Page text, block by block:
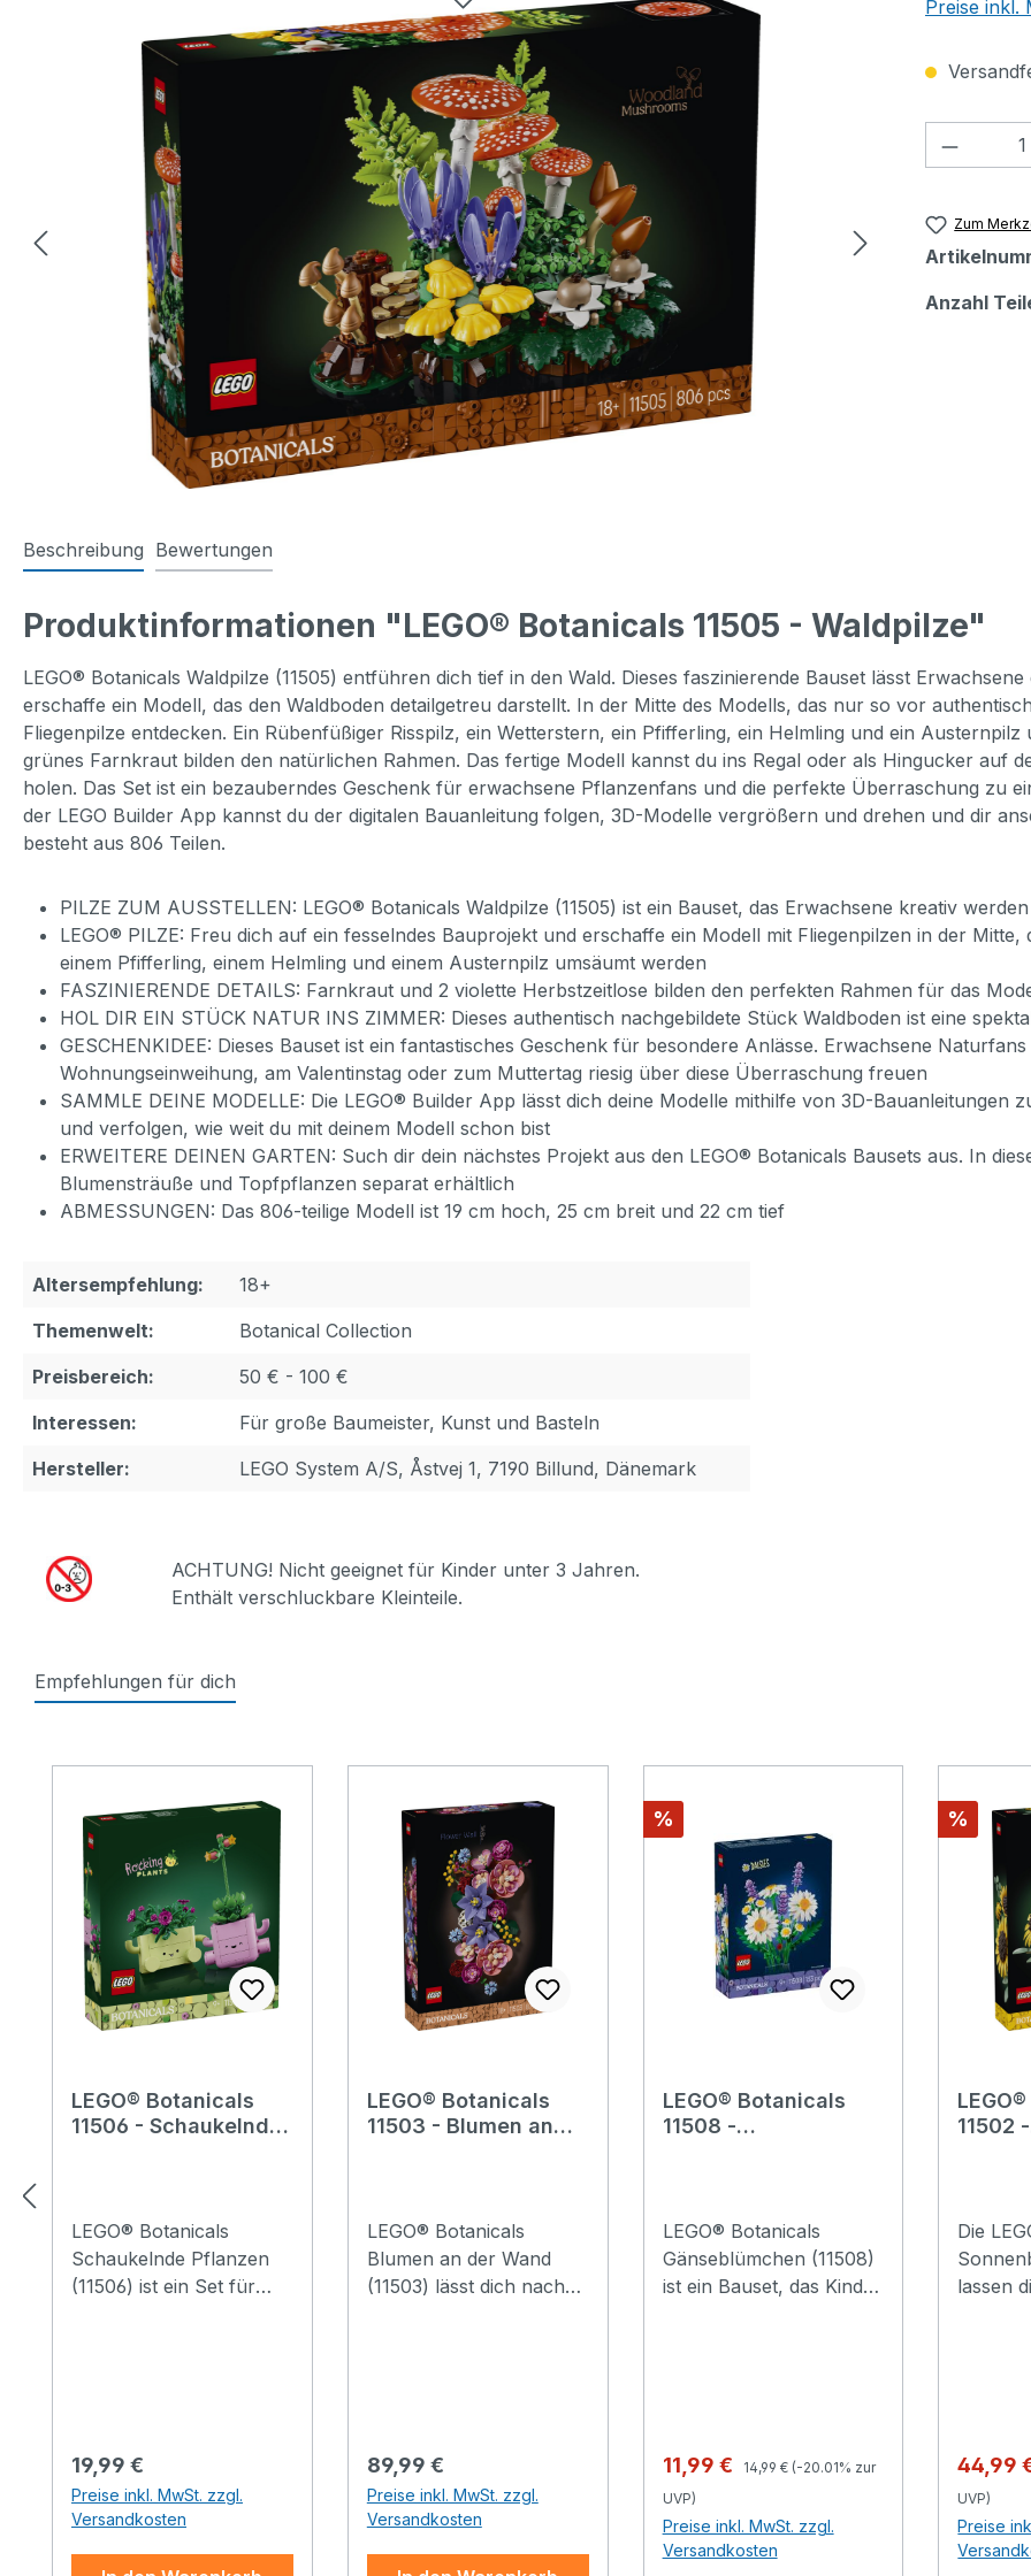
Preise inkl.
Zum
Anzahl
Beschreibung Bewertungen
Produktinformationen "LEGO® Botanicals 11505 - Waldpilze"
LEGO® Botanicals Waldpilze (11505) entführen dich tief in den Wald. Dieses faszinierende Bauset lässt
erschaffe ein Modell, das den Waldboden detailgetreu darstellt. In der Mitte des Modells, das nur so vor
Fliegenpilze entdecken. Ein Rübenfüßiger Risspilz, ein Wetterstern, ein Pfifferling, ein Helmling und ein
grünes Farnkraut bilden den natürlichen Rahmen. Das fertige Modell kannst du ins Regal oder als Hingucker auf
holen. Das Set ist ein bezauberndes Geschenk für erwachsene Pflanzenfans und die perfekte Überraschung zu
der LEGO Builder App kannst du der digitalen Bauanleitung folgen, 3D-Modelle vergrößern und drehen und dir
besteht aus 806 Teilen.
PILZE ZUM AUSSTELLEN: LEGO® Botanicals Waldpilze (11505) ist ein Bauset, das Erwachsene kreativ
LEGO® PILZE: Freu dich auf ein fesselndes Bauprojekt und erschaffe ein Modell mit Fliegenpilzen in der
einem Pfifferling, einem Helmling und einem Austernpilz umsäumt werden
FASZINIERENDE DETAILS: Farnkraut und 2 violette Herbstzeitlose bilden den perfekten Rahmen für das
HOL DIR EIN STÜCK NATUR INS ZIMMER: Dieses authentisch nachgebildete Stück Waldboden ist eine
GESCHENKIDEE: Dieses Bauset ist ein fantastisches Geschenk für besondere Anlässe. Erwachsene
Wohnungseinweihung, am Valentinstag oder zum Muttertag riesig über diese Überraschung freuen
SAMMLE DEINE MODELLE: Die LEGO® Builder App lässt dich deine Modelle mithilfe von 3D-Bauanleitungen
und verfolgen, wie weit du mit deinem Modell schon bist
ERWEITERE DEINEN GARTEN: Such dir dein nächstes Projekt aus den LEGO® Botanicals Bausets aus. In
Blumensträuße und Topfpflanzen separat erhältlich
ABMESSUNGEN: Das 806-teilige Modell ist 19 cm hoch, 25 cm breit und 22 cm tief
Altersempfehlung:
18+
Themenwelt:
Botanical Collection
Preisbereich:
50 € - 100 €
Interessen:
Für große Baumeister, Kunst und Basteln
Hersteller:
LEGO System A/S, Åstvej 1, 7190 Billund, Dänemark
ACHTUNG! Nicht geeignet für Kinder unter 3 Jahren.
Enthält verschluckbare Kleinteile.
Empfehlungen für dich
LEGO® Botanicals
11506 - Schaukelnde
LEGO® Botanicals
Schaukelnde Pflanzen
(11506) ist ein Set für
fröhlichen LEGO
Pflanzen verbreiten
Freude und Heiterkeit –
eine Stauden-
Regulärer Preis:
19,99 €
Preise inkl. MwSt. zzgl.
Versandkosten
LEGO® Botanicals
11503 - Blumen an
LEGO® Botanicals
Blumen an der Wand
(11503) lässt dich nach
grüner Daumen gefragt,
um das Rankgitter für die
bunten LEGO® Blumen
zu bauen. Das Set
Regulärer Preis:
89,99 €
Preise inkl. MwSt. zzgl.
Versandkosten
Rabatt
%
LEGO® Botanicals
11508 -
LEGO® Botanicals
Gänseblümchen (11508)
ist ein Bauset, das Kinder
Stängel mit kleinen
Gänseblümchen, 3
Lavendel und grüne
Stängel zu bauen und zu
einem süßen Strauß
Verkaufspreis:
11,99 € Regulärer Preis:
14,99 € (-20.01% zur
UVP)
Preise inkl. MwSt. zzgl.
Versandkosten
Rabatt
%
11502 -
Die
lassen
dich
gerade
44,99
UVP)
Preise